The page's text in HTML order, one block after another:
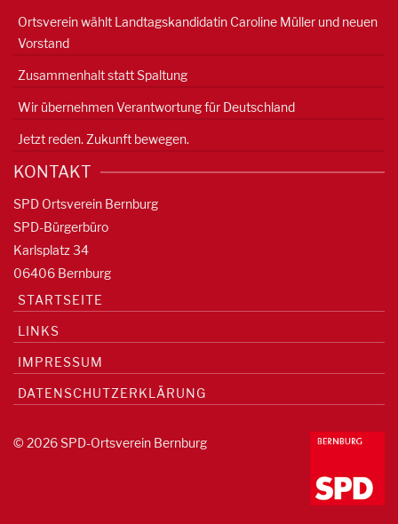
Ortsverein wählt Landtagskandidatin Caroline Müller und neuen
Vorstand
Zusammenhalt statt Spaltung
Wir übernehmen Verantwortung für Deutschland
Jetzt reden. Zukunft bewegen.
KONTAKT
SPD Ortsverein Bernburg
SPD-Bürgerbüro
Karlsplatz 34
06406 Bernburg
STARTSEITE
LINKS
IMPRESSUM
DATENSCHUTZERKLÄRUNG
© 2026 SPD-Ortsverein Bernburg